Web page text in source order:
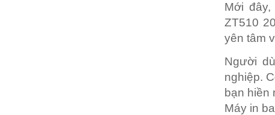
Mới
ZT510
yên tâm
Người
nghiệp.
bạn hiền
Máy in